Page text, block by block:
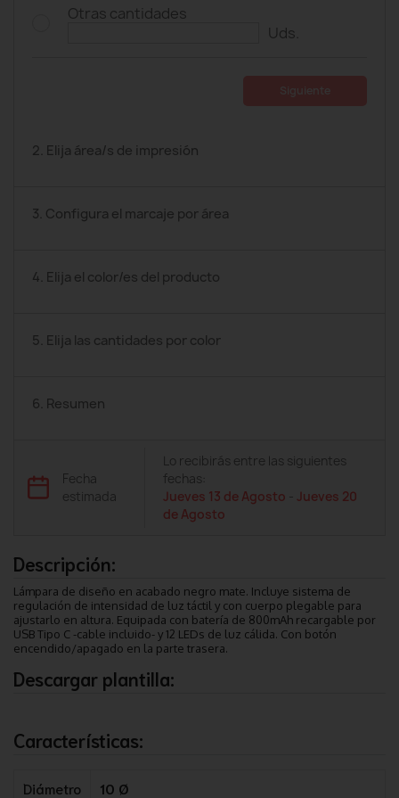
Otras cantidades
Uds.
2. Elija área/s de impresión
3. Configura el marcaje por área
4. Elija el color/es del producto
5. Elija las cantidades por color
6. Resumen
Fecha
estimada
Lo recibirás entre las siguientes
fechas:
Jueves 13 de Agosto - Jueves 20
de Agosto
Descripción:
Lámpara de diseño en acabado negro mate. Incluye sistema de
regulación de intensidad de luz táctil y con cuerpo plegable para
ajustarlo en altura. Equipada con batería de 800mAh recargable por
USB Tipo C -cable incluido- y 12 LEDs de luz cálida. Con botón
encendido/apagado en la parte trasera.
Descargar plantilla:
Características:
Diámetro
10 Ø